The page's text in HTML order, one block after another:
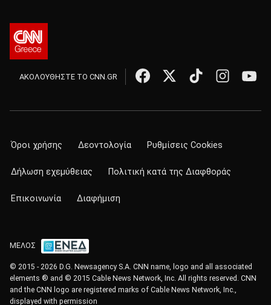
ΑΚΟΛΟΥΘΗΣΤΕ ΤΟ CNN.GR
Όροι χρήσης Δεοντολογία Ρυθμίσεις Cookies
Δήλωση εχεμύθειας Πολιτική κατά της Διαφθοράς
Επικοινωνία Διαφήμιση
ΜΕΛΟΣ
© 2015 - 2026 D.G. Newsagency S.A. CNN name, logo and all associated
elements ® and © 2015 Cable News Network, Inc. All rights reserved. CNN
and the CNN logo are registered marks of Cable News Network, Inc.,
displayed with permission